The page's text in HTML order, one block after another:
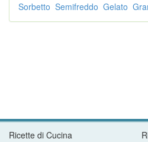
Sorbetto Semifreddo Gelato
Ricette di Cucina